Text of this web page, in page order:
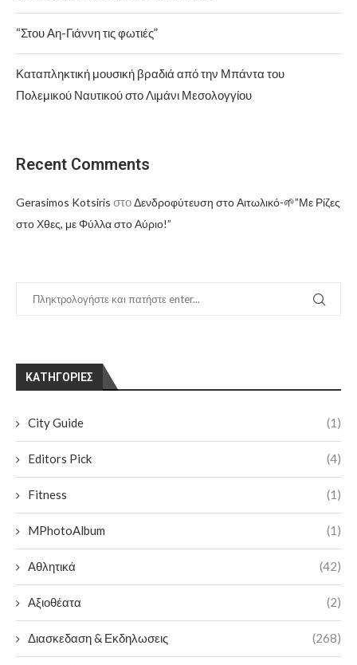
“Στου Αη-Γιάννη τις φωτιές”
Καταπληκτική μουσική βραδιά από την Μπάντα του
Πολεμικού Ναυτικού στο Λιμάνι Μεσολογγίου
Recent Comments
Gerasimos Kotsiris στοΔενδροφύτευση στο Αιτωλικό-🌱”Με Ρίζες
στο Χθες, με Φύλλα στο Αύριο!”
KΑΤΗΓΟΡΊΕΣ
City Guide (1)
Editors Pick (4)
Fitness (1)
MPhotoAlbum (1)
Αθλητικά (42)
Αξιοθέατα (2)
Διασκεδαση & Εκδηλωσεις (268)